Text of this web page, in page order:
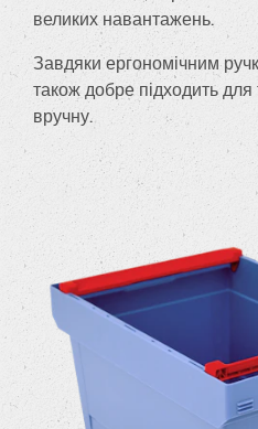
великих навантажень.
Завдяки ергономічним
також добре підходить
вручну.